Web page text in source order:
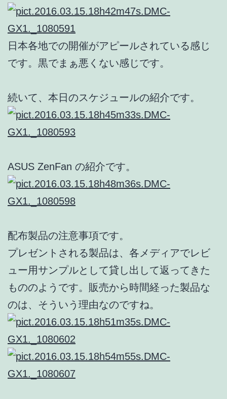
日本各地での開催がアピールされている感じ
です。黒でまぁ悪くない感じです。
続いて、本日のスケジュールの紹介です。
ASUS ZenFan の紹介です。
配布製品の注意事項です。
プレゼントされる製品は、各メディアでレビ
ュー用サンプルとして貸し出して返ってきた
もののようです。販売から時間経った製品な
のは、そういう理由なのですね。